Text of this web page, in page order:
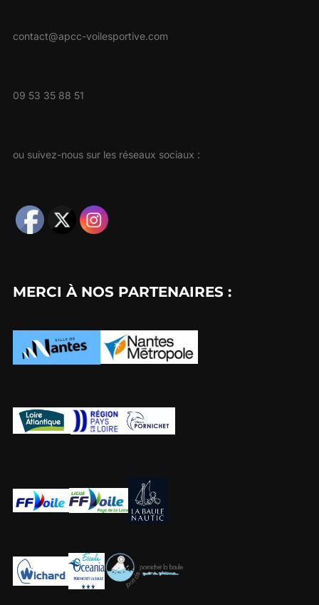
contact@apcc-voilesportive.com
09 53 35 88 51
ou suivez-nous sur les réseaux sociaux :
MERCI À NOS PARTENAIRES :